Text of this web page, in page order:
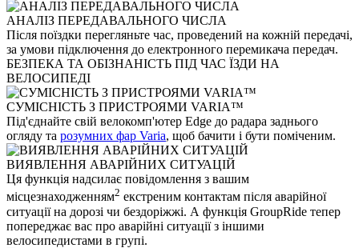
АНАЛІЗ ПЕРЕДАВАЛЬНОГО ЧИСЛА
Після поїздки перегляньте час, проведений на кожній передачі,
за умови підключення до електронного перемикача передач.
БЕЗПЕКА ТА ОБІЗНАНІСТЬ ПІД ЧАС ЇЗДИ НА
ВЕЛОСИПЕДІ
СУМІСНІСТЬ З ПРИСТРОЯМИ VARIA™
Під'єднайте свій велокомп'ютер Edge до радара заднього
огляду та розумних фар Varia, щоб бачити і бути поміченим.
ВИЯВЛЕННЯ АВАРІЙНИХ СИТУАЦІЙ
Ця функція надсилає повідомлення з вашим
місцезнаходженням2 екстреним контактам після аварійної
ситуації на дорозі чи бездоріжжі. А функція GroupRide тепер
попереджає вас про аварійні ситуації з іншими
велосипедистами в групі.